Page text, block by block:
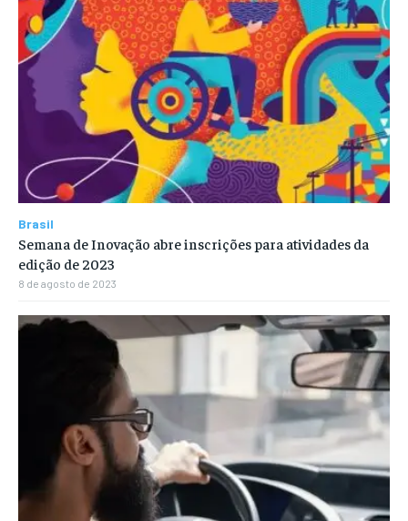
Brasil
Semana de Inovação abre inscrições para atividades da
edição de 2023
8 de agosto de 2023